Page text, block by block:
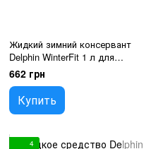
Жидкий зимний консервант
Delphin WinterFit 1 л для
консервации бассейна
662 грн
Купить
4